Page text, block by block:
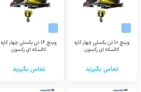
وینچ 10 تن بکسلی چهار کاره
کالسکه ای رکسون
تماس بگیرید
وینچ 16 تن بکسلی چهار کاره
کالسکه ای رکسون
تماس بگیرید